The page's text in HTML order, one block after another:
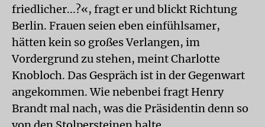
friedlicher...?«, fragt er und blickt Richtung
Berlin. Frauen seien eben einfühlsamer,
hätten kein so großes Verlangen, im
Vordergrund zu stehen, meint Charlotte
Knobloch. Das Gespräch ist in der Gegenwart
angekommen. Wie nebenbei fragt Henry
Brandt mal nach, was die Präsidentin denn so